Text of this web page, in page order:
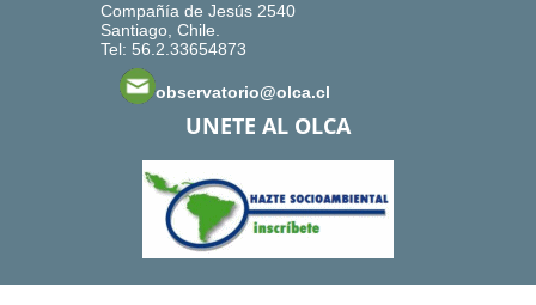
Compañía de Jesús 2540
Santiago, Chile.
Tel: 56.2.33654873
observatorio@olca.cl
UNETE AL OLCA